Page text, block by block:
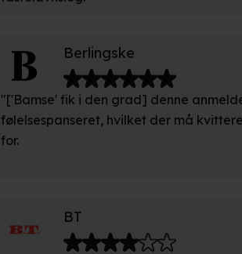
Vi bruger egne cookies og
funktionalitet, generere statistik,
Når vi anvender cookies,
læse mere om vores brug af cookies
Berlingske
"['Bamse' fik i den grad] denne
følelsespanseret, hvilket der må
for.
BT